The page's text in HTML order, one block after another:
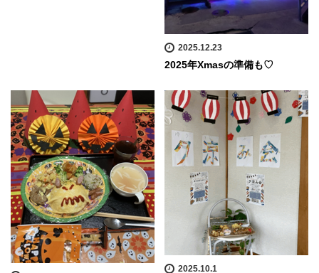
2025.12.23
2025年Xmasの準備も♡
2025.10.1